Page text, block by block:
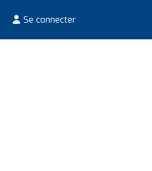
Se connecter